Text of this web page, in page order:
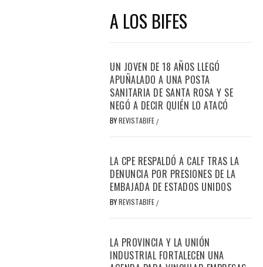
A LOS BIFES
UN JOVEN DE 18 AÑOS LLEGÓ
APUÑALADO A UNA POSTA
SANITARIA DE SANTA ROSA Y SE
NEGÓ A DECIR QUIÉN LO ATACÓ
BYREVISTABIFE /
LA CPE RESPALDÓ A CALF TRAS LA
DENUNCIA POR PRESIONES DE LA
EMBAJADA DE ESTADOS UNIDOS
BYREVISTABIFE /
LA PROVINCIA Y LA UNIÓN
INDUSTRIAL FORTALECEN UNA